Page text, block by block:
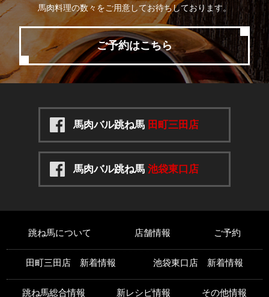
馬肉料理の数々をご用意してお待ちしております。
ご予約はこちら
馬肉バル跳ね馬 田町三田店
馬肉バル跳ね馬 池袋東口店
跳ね馬について 店舗情報 ご予約
田町三田店 新着情報 池袋東口店 新着情報
跳ね馬総合情報 新レシピ情報 その他情報